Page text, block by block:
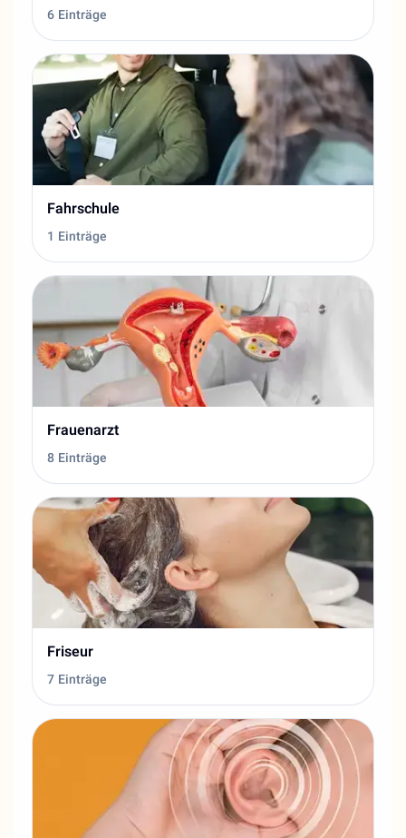
6 Einträge
Fahrschule
1 Einträge
Frauenarzt
8 Einträge
Friseur
7 Einträge